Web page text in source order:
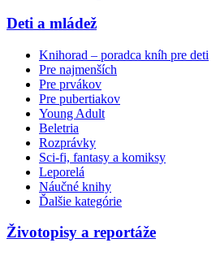
Deti a mládež
Knihorad – poradca kníh pre deti
Pre najmenších
Pre prvákov
Pre pubertiakov
Young Adult
Beletria
Rozprávky
Sci-fi, fantasy a komiksy
Leporelá
Náučné knihy
Ďalšie kategórie
Životopisy a reportáže